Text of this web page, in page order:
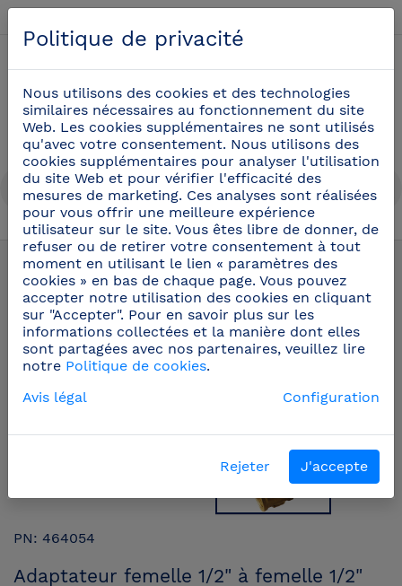
Pièces de rechange et accéssoirs pour robinets
(105)
PN: 464054
Adaptateur femelle 1/2" à femelle 1/2"
Politique de privacité
Nous utilisons des cookies et des technologies
similaires nécessaires au fonctionnement du site
Web. Les cookies supplémentaires ne sont utilisés
qu'avec votre consentement. Nous utilisons des
cookies supplémentaires pour analyser l'utilisation
du site Web et pour vérifier l'efficacité des
mesures de marketing. Ces analyses sont réalisées
pour vous offrir une meilleure expérience
utilisateur sur le site. Vous êtes libre de donner, de
refuser ou de retirer votre consentement à tout
moment en utilisant le lien « paramètres des
cookies » en bas de chaque page. Vous pouvez
accepter notre utilisation des cookies en cliquant
sur "Accepter". Pour en savoir plus sur les
informations collectées et la manière dont elles
sont partagées avec nos partenaires, veuillez lire
notre Politique de cookies.
Avis légal
Configuration
Rejeter J'accepte